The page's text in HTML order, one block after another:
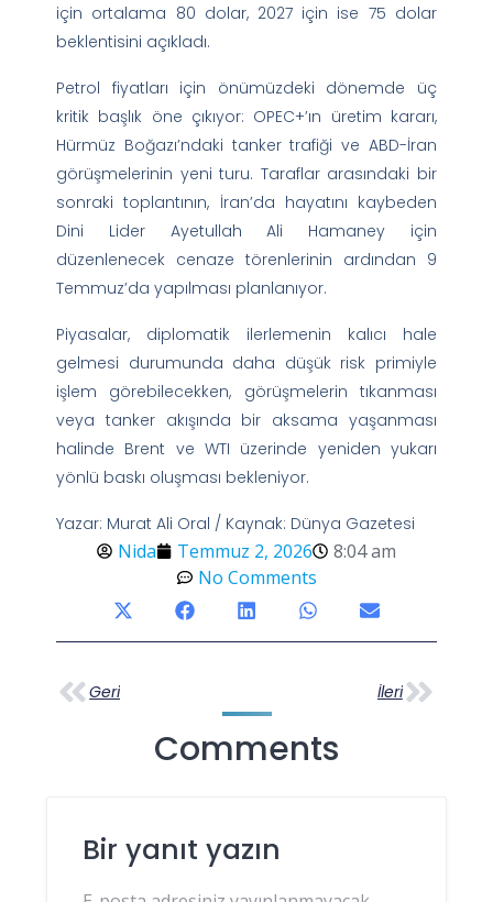
için ortalama 80 dolar, 2027 için ise 75 dolar
beklentisini açıkladı.
Petrol fiyatları için önümüzdeki dönemde üç
kritik başlık öne çıkıyor: OPEC+’ın üretim kararı,
Hürmüz Boğazı’ndaki tanker trafiği ve ABD-İran
görüşmelerinin yeni turu. Taraflar arasındaki bir
sonraki toplantının, İran’da hayatını kaybeden
Dini Lider Ayetullah Ali Hamaney için
düzenlenecek cenaze törenlerinin ardından 9
Temmuz’da yapılması planlanıyor.
Piyasalar, diplomatik ilerlemenin kalıcı hale
gelmesi durumunda daha düşük risk primiyle
işlem görebilecekken, görüşmelerin tıkanması
veya tanker akışında bir aksama yaşanması
halinde Brent ve WTI üzerinde yeniden yukarı
yönlü baskı oluşması bekleniyor.
Yazar: Murat Ali Oral / Kaynak: Dünya Gazetesi
Nida Temmuz 2, 2026
8:04 am
No Comments
Geri İleri
Comments
Bir yanıt yazın